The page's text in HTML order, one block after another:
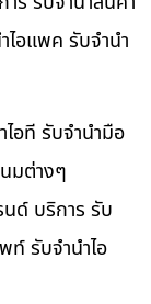
ไอแพค รับจำนำ
อที รับจำนำมือ
มต่างๆ
นด์ บริการ รับ
ท์ รับจำนำไอ